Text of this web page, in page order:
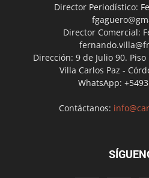
Director Periodístico:
Director Comercial:
Dirección: 9 de Julio 90. Piso
Villa Carlos Paz -
WhatsApp:
Contáctanos: